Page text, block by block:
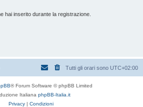
hai inserito durante la registrazione.
Tutti gli orari sono UTC+02:00
® Forum Software © phpBB Limited
Italiana phpBB-Italia.it
Privacy | Condizioni